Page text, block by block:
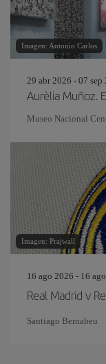
Imagen: Antonio Carlos
29 abr 2026 - 07 sep
Aurèlia Muñoz.
Museo Nacional
Imagen: Prajwall
16 ago 2026 - 16
Real Madrid v
Santiago Bernabeu